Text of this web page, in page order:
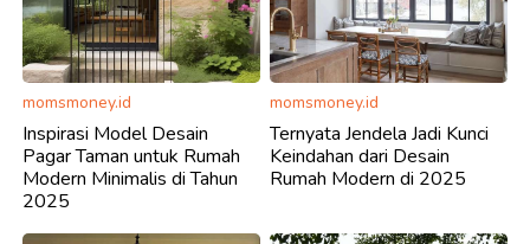
momsmoney.id
Inspirasi Model Desain
Pagar Taman untuk Rumah
Modern Minimalis di Tahun
2025
momsmoney.id
Ternyata Jendela Jadi Kunci
Keindahan dari Desain
Rumah Modern di 2025